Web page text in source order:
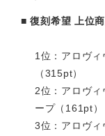
■ 復刻希望 上位
1位：アロヴ
（315pt）
2位：アロヴ
ープ（161pt）
3位：アロヴ